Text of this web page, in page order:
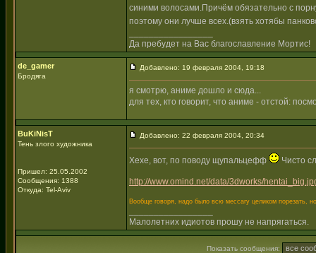
синими волосами.Причём обязательно с
поэтому они лучше всех.(взять хотябы
Да пребудет на Вас благославление Мортис!
de_gamer
Бродяга
Добавлено: 19 февраля 2004, 19:18
я смотрю, аниме дошло и сюда...
для тех, кто говорит, что аниме - отстой:
BuKiNisT
Тень злого художника
Пришел: 25.05.2002
Сообщения: 1388
Откуда: Tel-Aviv
Добавлено: 22 февраля 2004, 20:34
Хехе, вот, по поводу щупальцефф Чисто
http://www.omind.net/data/3dworks/
Вообще говоря, надо было всю мессагу целиком порезать,
Малолетних идиотов прошу не напрягаться.
Показать сообщения: